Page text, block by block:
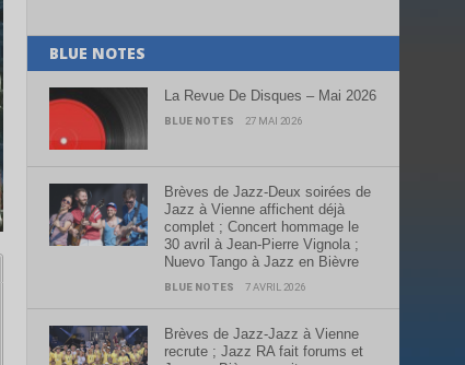
BLUE NOTES
La Revue De Disques – Mai 2026
BLUE NOTES 27 MAI 2026
Brèves de Jazz-Deux soirées de
Jazz à Vienne affichent déjà
complet ; Concert hommage le
30 avril à Jean-Pierre Vignola ;
Nuevo Tango à Jazz en Bièvre
BLUE NOTES 7 AVRIL 2026
Brèves de Jazz-Jazz à Vienne
recrute ; Jazz RA fait forums et